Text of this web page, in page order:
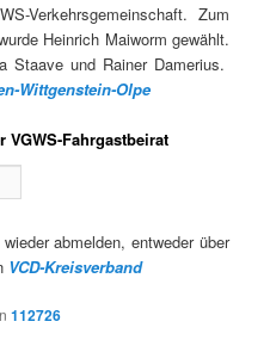
Verkehrsgemeinschaft. Zum
Heinrich Maiworm gewählt.
Staave und Rainer Damerius.
Wittgenstein-Olpe
VGWS-Fahrgastbeirat
abmelden, entweder über
VCD-Kreisverband
112726